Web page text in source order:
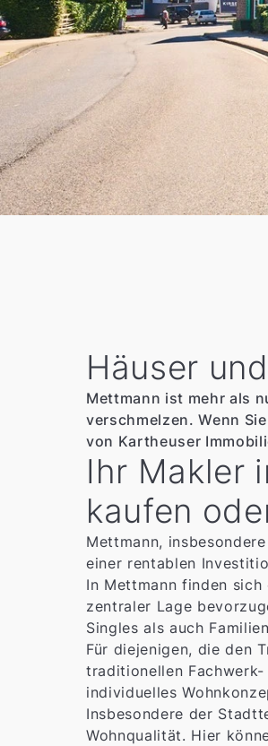
Häuser
Mettmann ist mehr als
verschmelzen. Wenn
von Kartheuser
Ihr Makler
kaufen
Mettmann,
einer rentablen
In Mettmann finden
zentraler Lage
Singles als auch
Für diejenigen, die den
traditionellen
individuelles
Insbesondere der
Wohnqualität. Hier